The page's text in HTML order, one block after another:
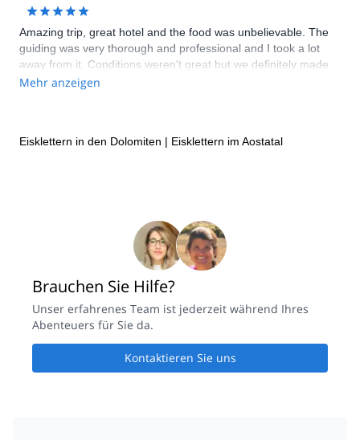
Amazing trip, great hotel and the food was unbelievable. The
guiding was very thorough and professional and I took a lot
away from it. Conditions weren't great but we definitely made
the most of it
Mehr anzeigen
Eisklettern in den Dolomiten | Eisklettern im Aostatal
Brauchen Sie Hilfe?
Unser erfahrenes Team ist jederzeit während Ihres
Abenteuers für Sie da.
Kontaktieren Sie uns